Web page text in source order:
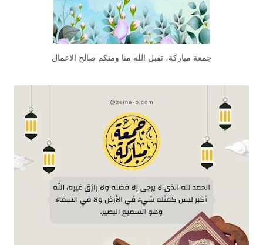
جمعة مباركة، تقبل الله منا ومنكم صالح الاعمال